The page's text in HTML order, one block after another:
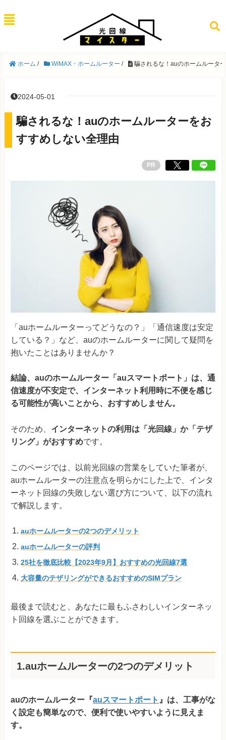
ホーム / WiMAX・ホームルーター / 騙されるな！auのホームルータ
2024-05-01
騙されるな！auのホームルーターをお
すすめしない全理由
PR
「auホームルーターってどうなの？」「通信速度は安定
している？」など、auのホームルーターに関して疑問を
抱いたことはありませんか？
結論、auのホームルーター「auスマートポート」 は、通
信速度が不安定で、インターネット利用時に不便を感じ
る可能性が高いことから、おすすめしません。
そのため、 インターネットの利用は「光回線」か「テザ
リング」がおすすめです。
このページでは、以前光回線の営業をしていた筆者が、
auホームルーターの注意点を明らかにした上で、インタ
ーネット回線の失敗しない選び方について、以下の流れ
で解説します。
auホームルーターの2つのデメリット
auホームルーターの評判
25社を徹底比較【2023年9月】おすすめの光回線7選
大容量のテザリングができるおすすめのSIMプラン
最後まで読むと、あなたに最もふさわしいインターネッ
ト回線を選ぶことができます。
1.auホームルーターの2つのデメリット
auのホームルーター『auスマートポート 』は、工事がな
く設定も簡単なので、 便利で使いやすいように見えま
す。